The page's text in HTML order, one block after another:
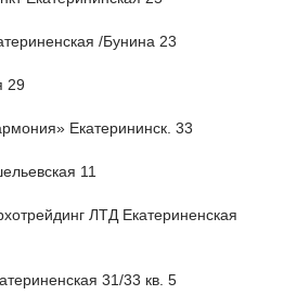
/Бунина 23
29
Екатерининск. 33
11
ЛТД Екатериненская
31/33 кв. 5